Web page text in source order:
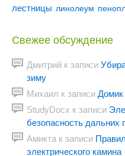
лестницы линолеум
Свежее обсуждение
Дмитрий к записи
зиму
Михаил к записи Домик
StudyDocx к записи
безопасность дальних
Амикта к записи
электрического камина